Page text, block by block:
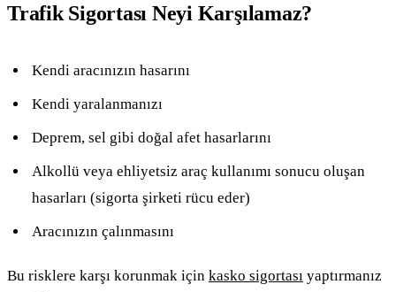
Trafik Sigortası Neyi Karşılamaz?
Kendi aracınızın hasarını
Kendi yaralanmanızı
Deprem, sel gibi doğal afet hasarlarını
Alkollü veya ehliyetsiz araç kullanımı sonucu oluşan
hasarları (sigorta şirketi rücu eder)
Aracınızın çalınmasını
Bu risklere karşı korunmak için kasko sigortası yaptırmanız